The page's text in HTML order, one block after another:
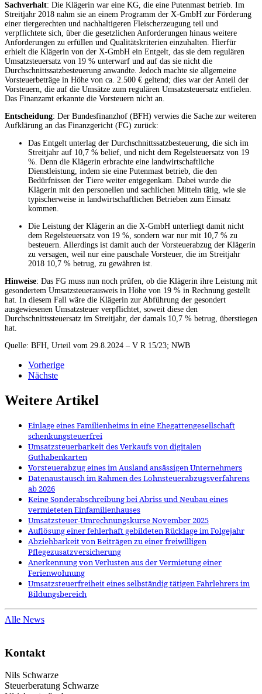
Sachverhalt: Die Klägerin war eine KG, die eine Putenmast betrieb. Im
Streitjahr 2018 nahm sie an einem Programm der X-GmbH zur Förderung
einer tiergerechten und nachhaltigeren Fleischerzeugung teil und
verpflichtete sich, über die gesetzlichen Anforderungen hinaus weitere
Anforderungen zu erfüllen und Qualitätskriterien einzuhalten. Hierfür
erhielt die Klägerin von der X-GmbH ein Entgelt, das sie dem regulären
Umsatzsteuersatz von 19 % unterwarf und auf das sie nicht die
Durchschnittssatzbesteuerung anwandte. Jedoch machte sie allgemeine
Vorsteuerbeträge in Höhe von ca. 2.500 € geltend; dies war der Anteil der
Vorsteuern, die auf die Umsätze zum regulären Umsatzsteuersatz entfielen.
Das Finanzamt erkannte die Vorsteuern nicht an.
Entscheidung: Der Bundesfinanzhof (BFH) verwies die Sache zur weiteren
Aufklärung an das Finanzgericht (FG) zurück:
Das Entgelt unterlag der Durchschnittssatzbesteuerung, die sich im
Streitjahr auf 10,7 % belief, und nicht dem Regelsteuersatz von 19
%. Denn die Klägerin erbrachte eine landwirtschaftliche
Dienstleistung, indem sie eine Putenmast betrieb, die den
Bedürfnissen der Tiere weiter entgegenkam. Dabei wurde die
Klägerin mit den personellen und sachlichen Mitteln tätig, wie sie
typischerweise in landwirtschaftlichen Betrieben zum Einsatz
kommen.
Die Leistung der Klägerin an die X-GmbH unterliegt damit nicht
dem Regelsteuersatz von 19 %, sondern war nur mit 10,7 % zu
besteuern. Allerdings ist damit auch der Vorsteuerabzug der Klägerin
zu versagen, weil nur eine pauschale Vorsteuer, die im Streitjahr
2018 10,7 % betrug, zu gewähren ist.
Hinweise: Das FG muss nun noch prüfen, ob die Klägerin ihre Leistung mit
gesondertem Umsatzsteuerausweis in Höhe von 19 % in Rechnung gestellt
hat. In diesem Fall wäre die Klägerin zur Abführung der gesondert
ausgewiesenen Umsatzsteuer verpflichtet, soweit diese den
Durchschnittssteuersatz im Streitjahr, der damals 10,7 % betrug, überstiegen
hat.
Quelle: BFH, Urteil vom 29.8.2024 – V R 15/23; NWB
Vorherige
Nächste
Weitere Artikel
Einlage eines Familienheims in eine Ehegattengesellschaft
schenkungsteuerfrei
Umsatzsteuerbarkeit des Verkaufs von digitalen
Guthabenkarten
Vorsteuerabzug eines im Ausland ansässigen Unternehmers
Datenaustausch im Rahmen des Lohnsteuerabzugsverfahrens
ab 2026
Keine Sonderabschreibung bei Abriss und Neubau eines
vermieteten Einfamilienhauses
Umsatzsteuer-Umrechnungskurse November 2025
Auflösung einer fehlerhaft gebildeten Rücklage im Folgejahr
Abziehbarkeit von Beiträgen zu einer freiwilligen
Pflegezusatzversicherung
Anerkennung von Verlusten aus der Vermietung einer
Ferienwohnung
Umsatzsteuerfreiheit eines selbständig tätigen Fahrlehrers im
Bildungsbereich
Alle News
Kontakt
Nils Schwarze
Steuerberatung Schwarze